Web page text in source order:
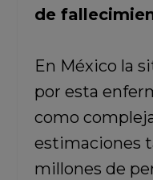
de
En México la
por esta
como
estimaciones
millones de